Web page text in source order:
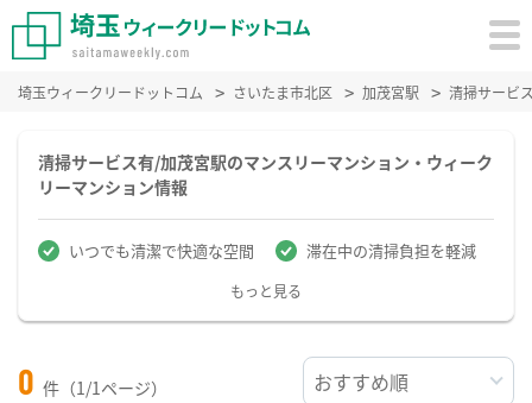
埼玉ウィークリードットコム さいたま市北区 加茂宮駅 清掃サービ
清掃サービス有/加茂宮駅のマンスリーマンション・ウィーク
リーマンション情報
いつでも清潔で快適な空間 滞在中の清掃負担を軽減
もっと見る
0 件（1/1ページ）